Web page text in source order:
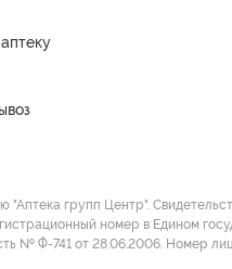
"Аптека групп Центр".
номер в Едином
№ Ф-741 от 28.06.2006. Номер